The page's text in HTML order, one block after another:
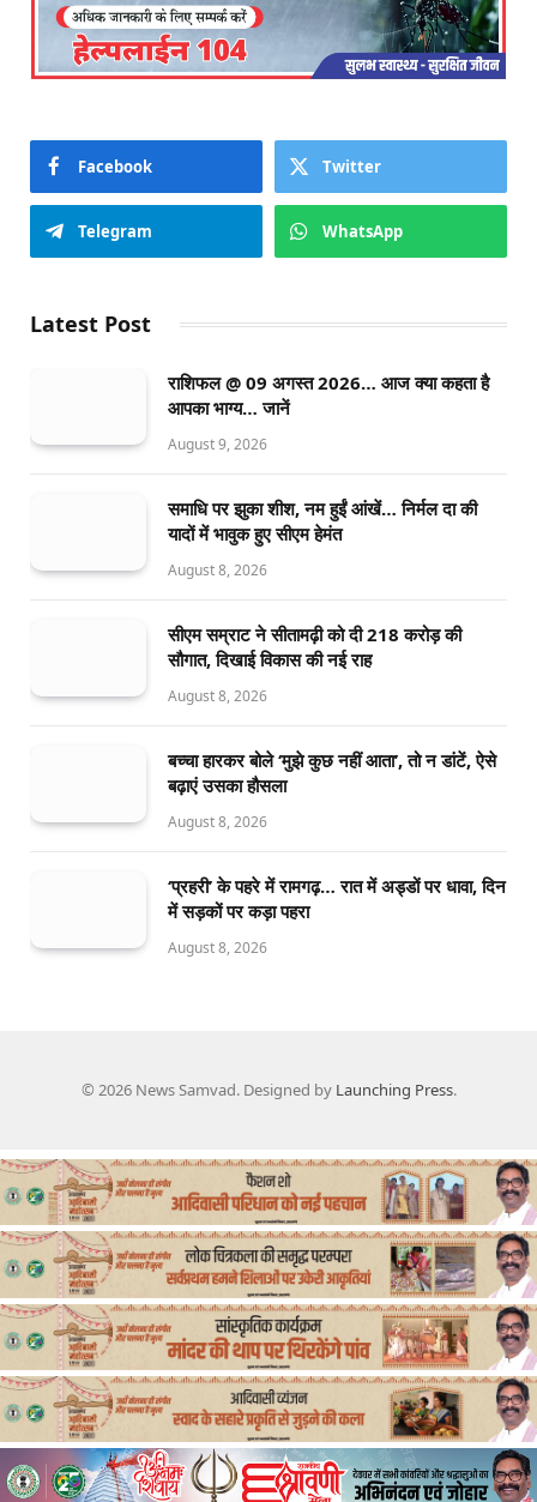
Facebook Twitter
Telegram WhatsApp
Latest Post
राशिफल @ 09 अगस्त 2026… आज क्या कहता है
आपका भाग्य… जानें
August 9, 2026
समाधि पर झुका शीश, नम हुईं आंखें… निर्मल दा की
यादों में भावुक हुए सीएम हेमंत
August 8, 2026
सीएम सम्राट ने सीतामढ़ी को दी 218 करोड़ की
सौगात, दिखाई विकास की नई राह
August 8, 2026
बच्चा हारकर बोले ‘मुझे कुछ नहीं आता’, तो न डांटें, ऐसे
बढ़ाएं उसका हौसला
August 8, 2026
‘प्रहरी’ के पहरे में रामगढ़… रात में अड्डों पर धावा, दिन
में सड़कों पर कड़ा पहरा
August 8, 2026
© 2026 News Samvad. Designed by Launching Press.